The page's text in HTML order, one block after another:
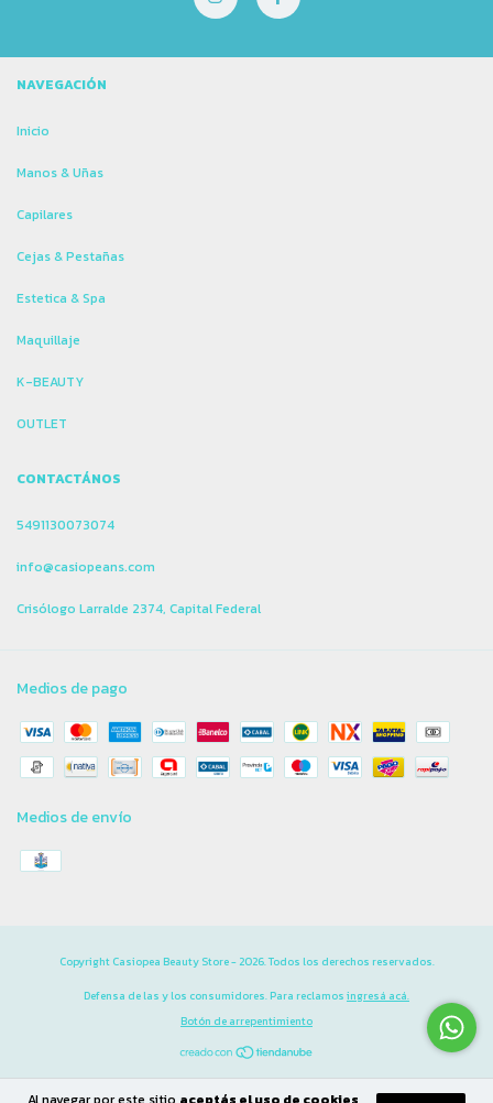
NAVEGACIÓN
Inicio
Manos & Uñas
Capilares
Cejas & Pestañas
Estetica & Spa
Maquillaje
K-BEAUTY
OUTLET
CONTACTÁNOS
5491130073074
info@casiopeans.com
Crisólogo Larralde 2374, Capital Federal
Medios de pago
Medios de envío
Copyright Casiopea Beauty Store - 2026. Todos los derechos reservados.
Defensa de las y los consumidores. Para reclamos ingresá acá.
Botón de arrepentimiento